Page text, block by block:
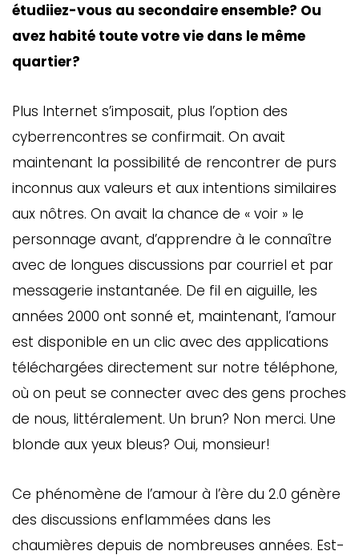
étudiiez-vous au secondaire ensemble? Ou
avez habité toute votre vie dans le même
quartier?
Plus Internet s’imposait, plus l’option des
cyberrencontres se confirmait. On avait
maintenant la possibilité de rencontrer de purs
inconnus aux valeurs et aux intentions similaires
aux nôtres. On avait la chance de « voir » le
personnage avant, d’apprendre à le connaître
avec de longues discussions par courriel et par
messagerie instantanée. De fil en aiguille, les
années 2000 ont sonné et, maintenant, l’amour
est disponible en un clic avec des applications
téléchargées directement sur notre téléphone,
où on peut se connecter avec des gens proches
de nous, littéralement. Un brun? Non merci. Une
blonde aux yeux bleus? Oui, monsieur!
Ce phénomène de l’amour à l’ère du 2.0 génère
des discussions enflammées dans les
chaumières depuis de nombreuses années. Est-